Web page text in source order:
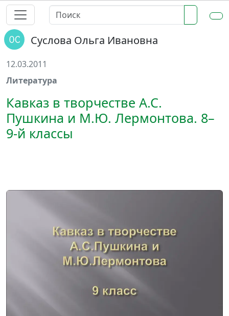
Суслова Ольга Ивановна
12.03.2011
Литература
Кавказ в творчестве А.С.
Пушкина и М.Ю. Лермонтова. 8–
9-й классы